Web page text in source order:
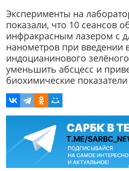
Эксперименты на
показали, что 10 сеансов
инфракрасным лазером с
нанометров при введении
индоцианинового
уменьшить абсцесс и
биохимические